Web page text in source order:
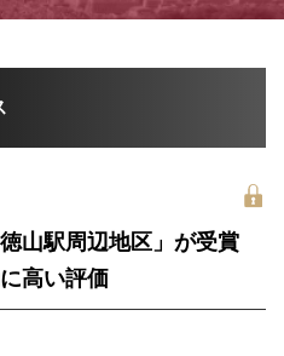
山駅周辺地区」が受賞
高い評価